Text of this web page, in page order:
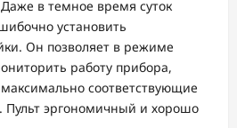
в темное время суток
установить
Он позволяет в режиме
работу прибора,
соответствующие
эргономичный и хорошо